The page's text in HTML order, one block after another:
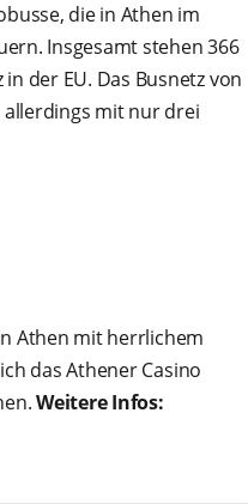
die in Athen im
Insgesamt stehen 366
der EU. Das Busnetz von
allerdings mit nur drei
Athen mit herrlichem
das Athener Casino
Weitere Infos: